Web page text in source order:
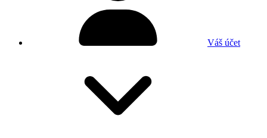
Váš účet